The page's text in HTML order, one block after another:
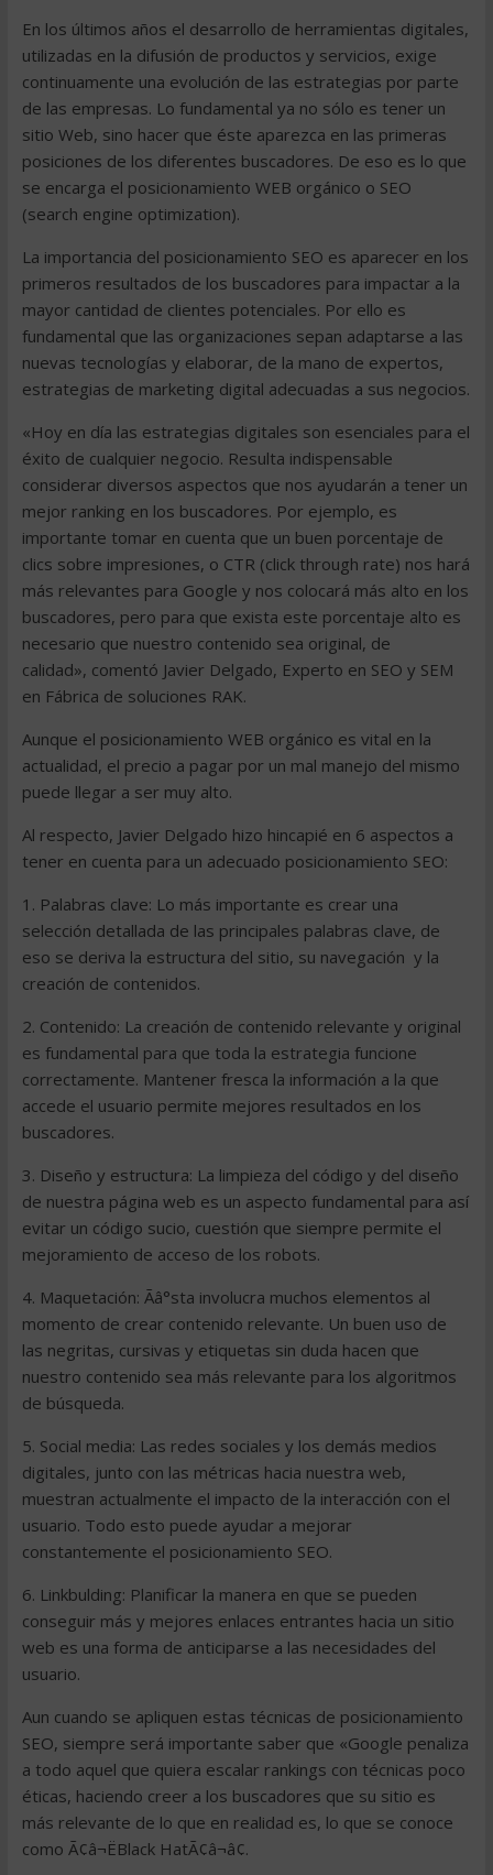
En los últimos años el desarrollo de herramientas digitales,
utilizadas en la difusión de productos y servicios, exige
continuamente una evolución de las estrategias por parte
de las empresas. Lo fundamental ya no sólo es tener un
sitio Web, sino hacer que éste aparezca en las primeras
posiciones de los diferentes buscadores. De eso es lo que
se encarga el posicionamiento WEB orgánico o SEO
(search engine optimization).
La importancia del posicionamiento SEO es aparecer en los
primeros resultados de los buscadores para impactar a la
mayor cantidad de clientes potenciales. Por ello es
fundamental que las organizaciones sepan adaptarse a las
nuevas tecnologías y elaborar, de la mano de expertos,
estrategias de marketing digital adecuadas a sus negocios.
«Hoy en día las estrategias digitales son esenciales para el
éxito de cualquier negocio. Resulta indispensable
considerar diversos aspectos que nos ayudarán a tener un
mejor ranking en los buscadores. Por ejemplo, es
importante tomar en cuenta que un buen porcentaje de
clics sobre impresiones, o CTR (click through rate) nos hará
más relevantes para Google y nos colocará más alto en los
buscadores, pero para que exista este porcentaje alto es
necesario que nuestro contenido sea original, de
calidad», comentó Javier Delgado, Experto en SEO y SEM
en Fábrica de soluciones RAK.
Aunque el posicionamiento WEB orgánico es vital en la
actualidad, el precio a pagar por un mal manejo del mismo
puede llegar a ser muy alto.
Al respecto, Javier Delgado hizo hincapié en 6 aspectos a
tener en cuenta para un adecuado posicionamiento SEO:
1. Palabras clave: Lo más importante es crear una
selección detallada de las principales palabras clave, de
eso se deriva la estructura del sitio, su navegación y la
creación de contenidos.
2. Contenido: La creación de contenido relevante y original
es fundamental para que toda la estrategia funcione
correctamente. Mantener fresca la información a la que
accede el usuario permite mejores resultados en los
buscadores.
3. Diseño y estructura: La limpieza del código y del diseño
de nuestra página web es un aspecto fundamental para así
evitar un código sucio, cuestión que siempre permite el
mejoramiento de acceso de los robots.
4. Maquetación: Ãâ°sta involucra muchos elementos al
momento de crear contenido relevante. Un buen uso de
las negritas, cursivas y etiquetas sin duda hacen que
nuestro contenido sea más relevante para los algoritmos
de búsqueda.
5. Social media: Las redes sociales y los demás medios
digitales, junto con las métricas hacia nuestra web,
muestran actualmente el impacto de la interacción con el
usuario. Todo esto puede ayudar a mejorar
constantemente el posicionamiento SEO.
6. Linkbulding: Planificar la manera en que se pueden
conseguir más y mejores enlaces entrantes hacia un sitio
web es una forma de anticiparse a las necesidades del
usuario.
Aun cuando se apliquen estas técnicas de posicionamiento
SEO, siempre será importante saber que «Google penaliza
a todo aquel que quiera escalar rankings con técnicas poco
éticas, haciendo creer a los buscadores que su sitio es
más relevante de lo que en realidad es, lo que se conoce
como Ã¢â¬ËBlack HatÃ¢â¬â¢.